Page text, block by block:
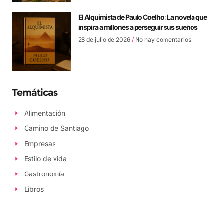
El Alquimista de Paulo Coelho: La novela que
inspira a millones a perseguir sus sueños
28 de julio de 2026 No hay comentarios
Temáticas
Alimentación
Camino de Santiago
Empresas
Estilo de vida
Gastronomía
Libros